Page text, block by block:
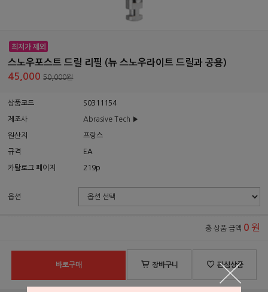
스노우포스트 드릴 리필 (뉴 스노우라이트 드릴과 공용)
45,00050,000원
상품코드 S0311154
제조사 Abrasive Tech ▶
원산지 프랑스
규격 EA
카탈로그 페이지 219p
옵션
총 상품 금액 0 원
바로구매 장바구니 관심상품